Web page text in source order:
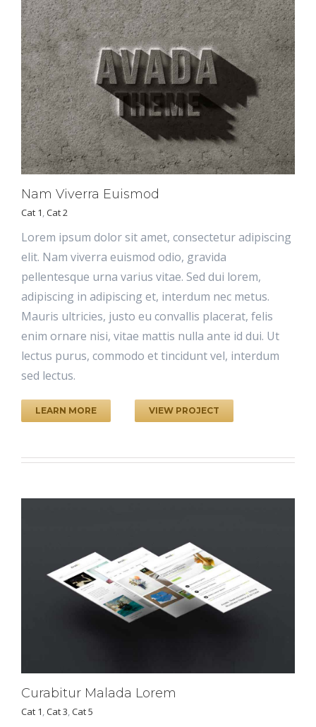
Nam Viverra Euismod
Cat 1,Cat 2
Lorem ipsum dolor sit amet, consectetur adipiscing
elit. Nam viverra euismod odio, gravida
pellentesque urna varius vitae. Sed dui lorem,
adipiscing in adipiscing et, interdum nec metus.
Mauris ultricies, justo eu convallis placerat, felis
enim ornare nisi, vitae mattis nulla ante id dui. Ut
lectus purus, commodo et tincidunt vel, interdum
sed lectus.
LEARN MORE VIEW PROJECT
Curabitur Malada Lorem
Cat 1,Cat 3,Cat 5